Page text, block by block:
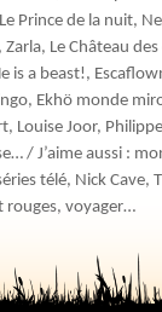
Prince de la nuit,
Zarla, Le Château
is a beast!,
Ekhö monde
Louise Joor,
/ J’aime aussi :
télé, Nick Cave,
rouges, voyager…